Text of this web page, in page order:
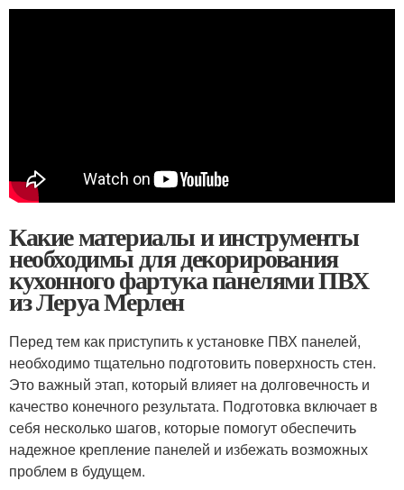
Какие материалы и инструменты
необходимы для декорирования
кухонного фартука панелями ПВХ
из Леруа Мерлен
Перед тем как приступить к установке ПВХ панелей,
необходимо тщательно подготовить поверхность стен.
Это важный этап, который влияет на долговечность и
качество конечного результата. Подготовка включает в
себя несколько шагов, которые помогут обеспечить
надежное крепление панелей и избежать возможных
проблем в будущем.